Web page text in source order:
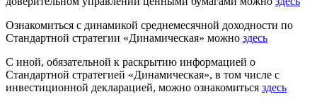
Ознакомиться с динамикой среднемесячной доходности по
Стандартной стратегии «Динамическая» можно здесь
С иной, обязательной к раскрытию информацией о
Стандартной стратегией «Динамическая», в том числе с
инвестиционной декларацией, можно ознакомиться здесь